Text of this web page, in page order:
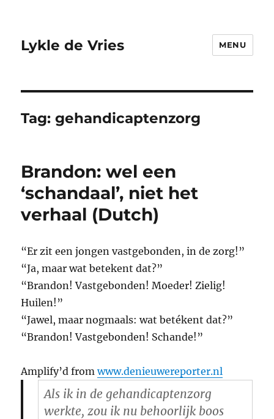
Lykle de Vries MENU
Tag:gehandicaptenzorg
Brandon: wel een
‘schandaal’, niet het
verhaal (Dutch)
“Er zit een jongen vastgebonden, in de zorg!”
“Ja, maar wat betekent dat?”
“Brandon! Vastgebonden! Moeder! Zielig!
Huilen!”
“Jawel, maar nogmaals: wat betékent dat?”
“Brandon! Vastgebonden! Schande!”
Amplify’d fromwww.denieuwereporter.nl
Als ik in de gehandicaptenzorg
werkte, zou ik nu behoorlijk boos